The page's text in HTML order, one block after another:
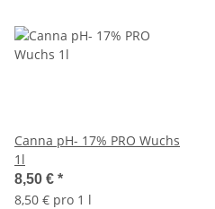
Canna pH- 17% PRO Wuchs
1l
8,50 € *
8,50 € pro 1 l